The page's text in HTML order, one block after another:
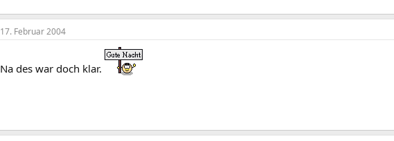
17. Februar 2004
Na des war doch klar.